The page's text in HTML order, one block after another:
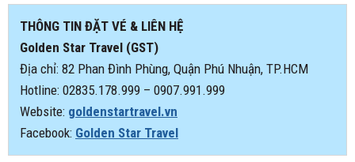
THÔNG TIN ĐẶT VÉ & LIÊN HỆ
Golden Star Travel (GST)
Địa chỉ: 82 Phan Đình Phùng, Quận Phú Nhuận, TP.HCM
Hotline: 02835.178.999 – 0907.991.999
Website: goldenstartravel.vn
Facebook: Golden Star Travel